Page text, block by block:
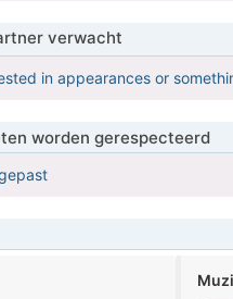
verwacht
in appearances or
worden gerespecteerd